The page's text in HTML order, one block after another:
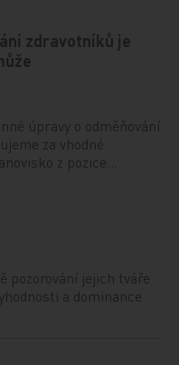
zdravotníků je
úpravy o odměňování
za vhodné
z pozice…
pozorování jejich tváře
a dominance.